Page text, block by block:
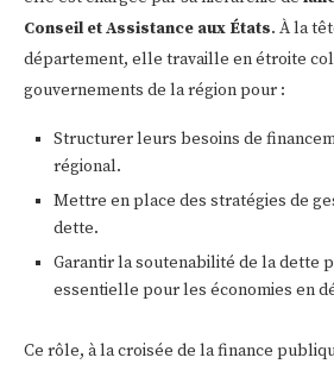
Conseil et Assistance aux États. À la
département, elle travaille en étroite
gouvernements de la région pour :
Structurer leurs besoins de
régional.
Mettre en place des stratégies de
dette.
Garantir la soutenabilité de la dette
essentielle pour les économies en
Ce rôle, à la croisée de la finance